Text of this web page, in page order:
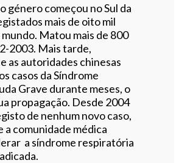
género começou no Sul da
mais de oito mil
Matou mais de 800
2003. Mais tarde,
as autoridades chinesas
casos da Síndrome
Grave durante meses, o
propagação. Desde 2004
de nenhum novo caso,
a comunidade médica
a síndrome respiratória